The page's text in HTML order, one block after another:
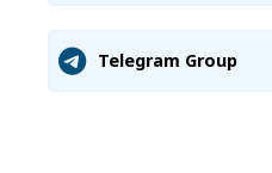
Telegram Group